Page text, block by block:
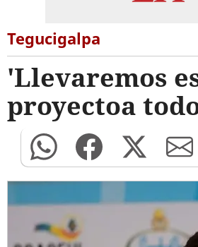
Tegucigalpa
'Llevaremos
proyectoa